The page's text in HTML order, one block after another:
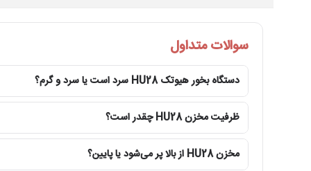
ارتفاع بخار اعلام‌شده
میزان صدا
فضای قابل پوشش اعلام‌شده
چراغ خواب
سوالات متداول
دستگاه بخور هیوتک HU28 سرد است یا سرد و گرم؟
ظرفیت مخزن HU28 چقدر است؟
مخزن HU28 از بالا پر می‌شود یا پایین؟